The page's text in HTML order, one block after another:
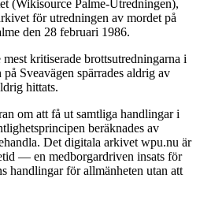
(Wikisource Palme-Utredningen),
för utredningen av mordet på
den 28 februari 1986.
kritiserade brottsutredningarna i
Sveavägen spärrades aldrig av
hittats.
om att få ut samtliga handlingar i
beräknades av
Det digitala arkivet wpu.nu är
— en medborgardriven insats för
handlingar för allmänheten utan att